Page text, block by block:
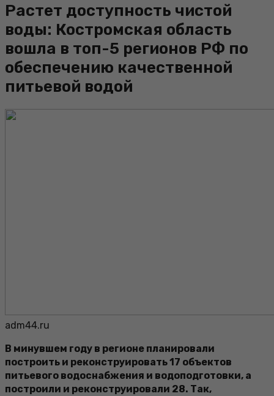
Растет доступность чистой
воды: Костромская область
вошла в топ-5 регионов РФ по
обеспечению качественной
питьевой водой
adm44.ru
В минувшем году в регионе планировали
построить и реконструировать 17 объектов
питьевого водоснабжения и водоподготовки, а
построили и реконструировали 28. Так,